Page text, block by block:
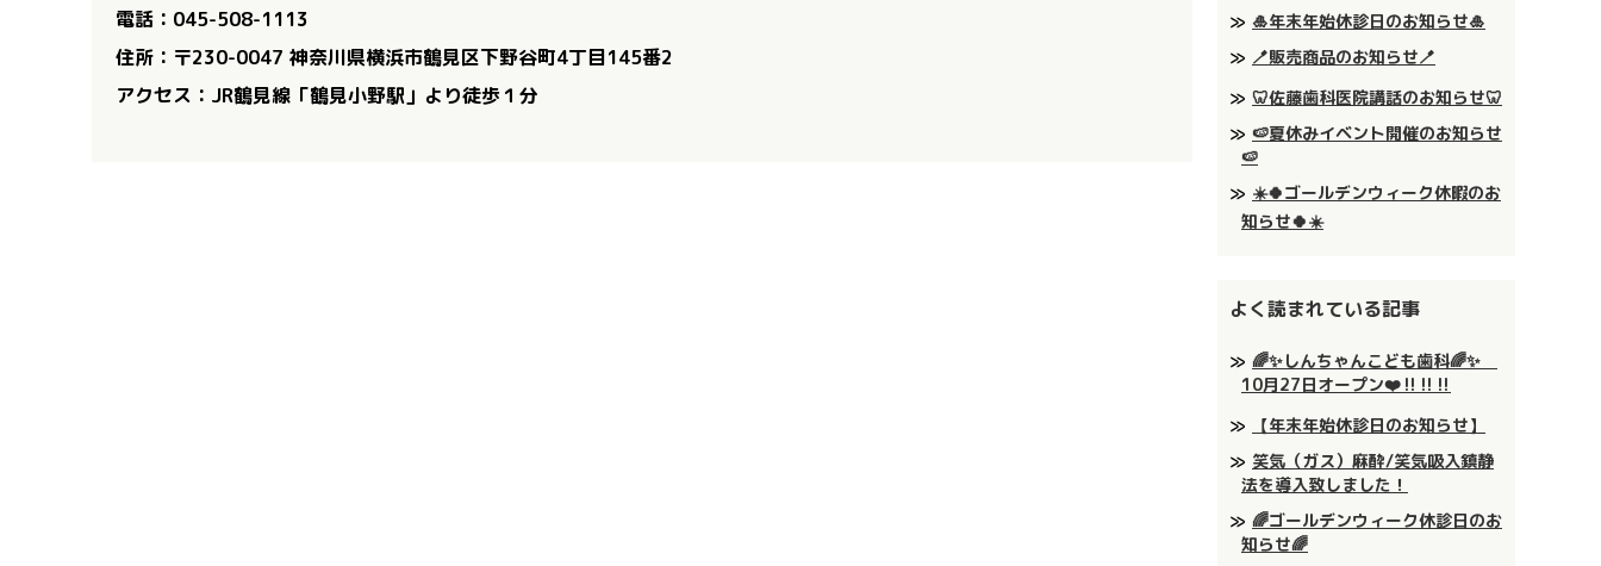
電話：045-508-1113
住所：〒230-0047 神奈川県横浜市鶴見区下野谷町4丁目145番2
アクセス：JR鶴見線「鶴見小野駅」より徒歩１分
🎍年末年始休診日のお知らせ🎍
🪥販売商品のお知らせ🪥
🦷佐藤歯科医院講話のお知らせ🦷
🍉夏休みイベント開催のお知らせ
🍉
☀️🍀ゴールデンウィーク休暇のお
知らせ🍀☀️
よく読まれている記事
🌈✨しんちゃんこども歯科🌈✨
10月27日オープン❤️‼️‼️‼️
【年末年始休診日のお知らせ】
笑気（ガス）麻酔/笑気吸入鎮静
法を導入致しました！
🌈ゴールデンウィーク休診日のお
知らせ🌈